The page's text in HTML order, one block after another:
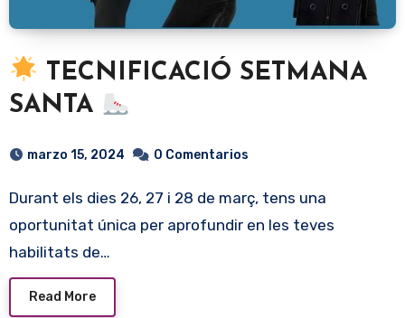
TECNIFICACIÓ SETMANA
SANTA
marzo 15, 2024 0 Comentarios
Durant els dies 26, 27 i 28 de març, tens una
oportunitat única per aprofundir en les teves
habilitats de…
Read More